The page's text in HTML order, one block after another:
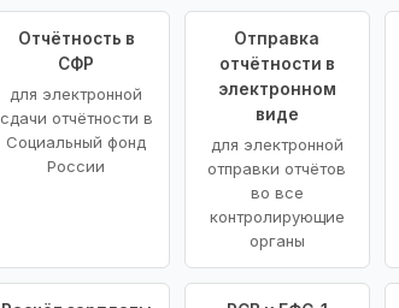
Отчётность в
СФР
для электронной
сдачи отчётности в
Социальный фонд
России
Отправка
отчётности в
электронном
виде
для электронной
отправки отчётов
во все
контролирующие
органы